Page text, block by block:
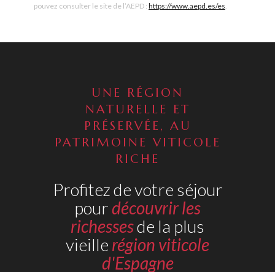
pouvez consulter le site de l’AEPD : https://www.aepd.es/es.
UNE RÉGION
NATURELLE ET
PRÉSERVÉE, AU
PATRIMOINE VITICOLE
RICHE
Profitez de votre séjour
pourdécouvrir les
richessesde la plus
vieille région viticole
d'Espagne